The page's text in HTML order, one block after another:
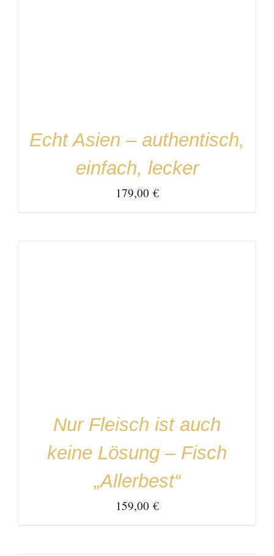
Echt Asien – authentisch,
einfach, lecker
179,00 €
Nur Fleisch ist auch
keine Lösung – Fisch
„Allerbest“
159,00 €